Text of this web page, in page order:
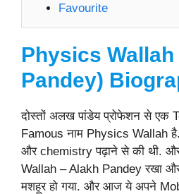
Favourite
Physics
Pandey)
दोस्तों अलख पांडेय प्रोफेशन से एक
Famous नाम Physics Wallah
और chemistry पढ़ाने से की थी.
Wallah – Alakh Pandey रखा और
मशहूर हो गया. और आज ये अपने